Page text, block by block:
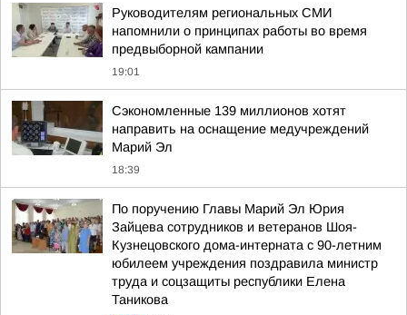
Руководителям региональных СМИ
напомнили о принципах работы во время
предвыборной кампании
19:01
Сэкономленные 139 миллионов хотят
направить на оснащение медучреждений
Марий Эл
18:39
По поручению Главы Марий Эл Юрия
Зайцева сотрудников и ветеранов Шоя-
Кузнецовского дома-интерната с 90-летним
юбилеем учреждения поздравила министр
труда и соцзащиты республики Елена
Таникова